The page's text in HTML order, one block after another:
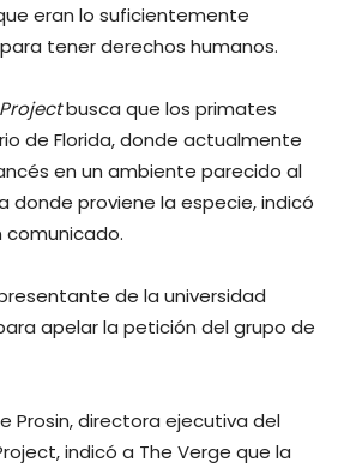
eran lo suficientemente
tener derechos humanos.
busca que los primates
de Florida, donde actualmente
en un ambiente parecido al
donde proviene la especie, indicó
comunicado.
de la universidad
apelar la petición del grupo de
Prosin, directora ejecutiva del
indicó a The Verge que la